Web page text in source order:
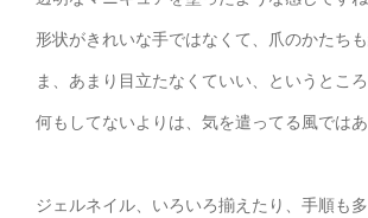
形状がきれいな手ではなくて、爪のかたち
ま、あまり目立たなくていい、というところ
何もしてないよりは、気を遣ってる風ではあ
ジェルネイル、いろいろ揃えたり、手順も